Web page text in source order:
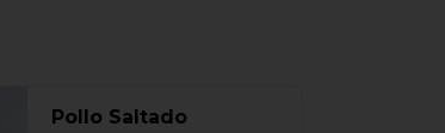
Pollo Saltado